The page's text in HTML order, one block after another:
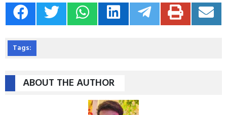
Tags:
ABOUT THE AUTHOR